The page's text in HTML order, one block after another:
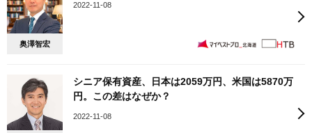
奥澤智宏
2022-11-08
シニア保有資産、日本は2059万円、米国は5870万
円。この差はなぜか？
2022-11-08